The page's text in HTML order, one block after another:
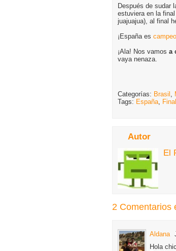
Después de sudar
estuviera en la
juajuajua), al final
¡España es
¡Ala! Nos vamos a
vaya nenaza.
Categorías: Brasil ,
Tags: España, Final
Autor
El
2 Comentarios
Aldana
Hola